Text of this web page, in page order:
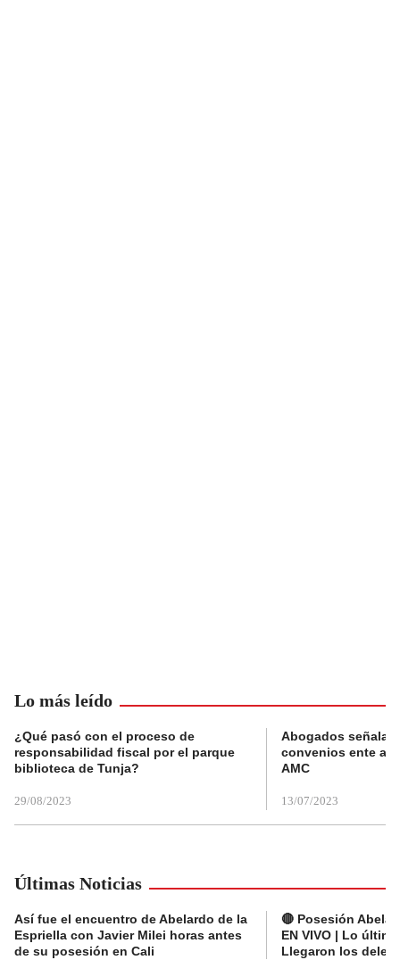
Lo más leído
¿Qué pasó con el proceso de
responsabilidad fiscal por el parque
biblioteca de Tunja?
29/08/2023
Abogados
convenios ente
AMC
13/07/2023
Últimas Noticias
Así fue el encuentro de Abelardo de la
Espriella con Javier Milei horas antes
de su posesión en Cali
🔴 Posesión
EN VIVO | Lo
Llegaron los